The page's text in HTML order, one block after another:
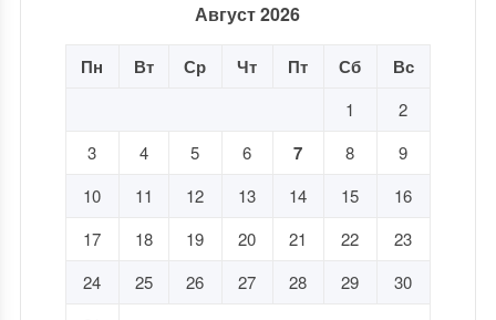
Август 2026
Пн Вт Ср Чт Пт Сб Вс
1
2
3
4 5 6 7 8
9
10
11 12 13 14 15
16
17
18 19 20 21 22
23
24
25 26 27 28 29
30